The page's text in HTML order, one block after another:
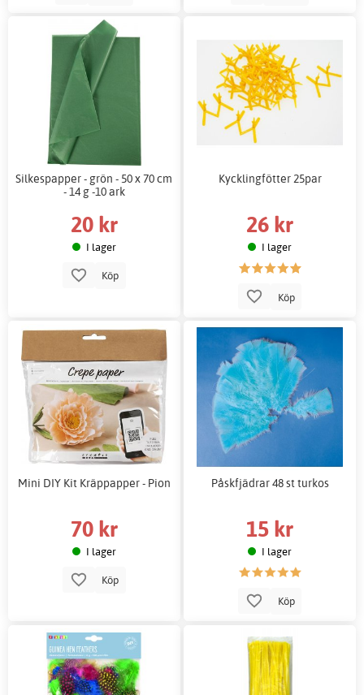
Silkespapper - grön - 50 x 70 cm
- 14 g -10 ark
20 kr
I lager
Köp
Kycklingfötter 25par
26 kr
I lager
Köp
Mini DIY Kit Kräppapper - Pion
70 kr
I lager
Köp
Påskfjädrar 48 st turkos
15 kr
I lager
Köp